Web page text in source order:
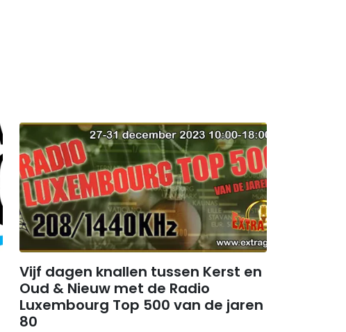
Vijf dagen knallen tussen Kerst en
Oud & Nieuw met de Radio
Luxembourg Top 500 van de jaren
80